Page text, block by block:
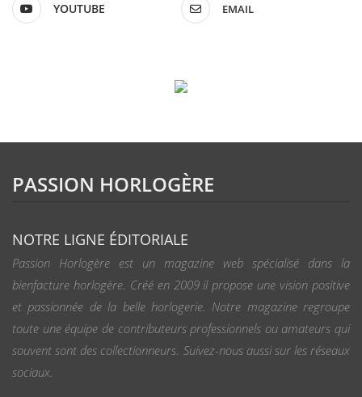
YOUTUBE EMAIL
PASSION HORLOGÈRE
NOTRE LIGNE ÉDITORIALE
Passion Horlogère est un magazine web spécialisé dans la
bienfacture horlogère. Créé en 2009 il propose une vision positive
et passionnée de la belle horlogerie. Notre magazine regroupe
toute une équipe de contributeurs professionnels ou amateurs qui
souvent sont des collectionneurs. Suivez-nous aussi sur les réseaux
sociaux.